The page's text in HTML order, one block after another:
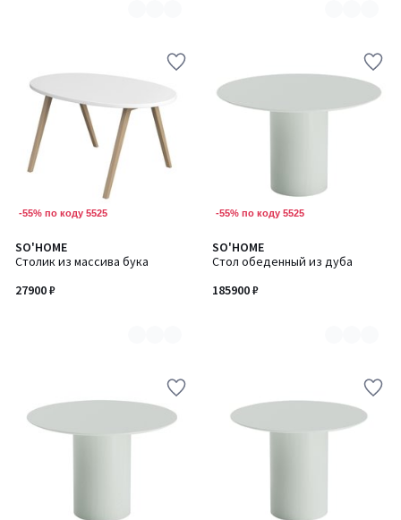
-55% по коду 5525
SO'HOME
Столик из массива бука
27900 ₽
Количество
цветов:
2
-55% по коду 5525
SO'HOME
Стол обеденный из дуба
185900 ₽
Количество
цветов:
4